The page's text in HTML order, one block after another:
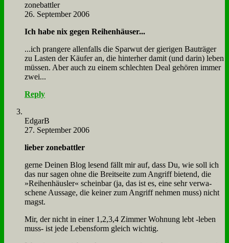
zone­batt­ler
26. September 2006
Ich ha­be nix ge­gen Rei­hen­häu­ser...
...ich pran­ge­re al­len­falls die Spar­wut der gie­ri­gen Bau­trä­ger
zu La­sten der Käu­fer an, die hin­ter­her da­mit (und dar­in) le­ben
müs­sen. Aber auch zu ei­nem schlech­ten Deal ge­hö­ren im­mer
zwei...
Reply
Ed­garB
27. September 2006
lie­ber zone­batt­ler
ger­ne Dei­nen Blog le­send fällt mir auf, dass Du, wie soll ich
das nur sa­gen oh­ne die Breit­sei­te zum An­griff bie­tend, die
»Rei­hen­häus­ler« schein­bar (ja, das ist es, ei­ne sehr ver­wa­
sche­ne Aus­sa­ge, die kei­ner zum An­griff neh­men muss) nicht
magst.
Mir, der nicht in ei­ner 1,2,3,4 Zim­mer Woh­nung lebt ‑le­ben
muss- ist je­de Le­bens­form gleich wich­tig.